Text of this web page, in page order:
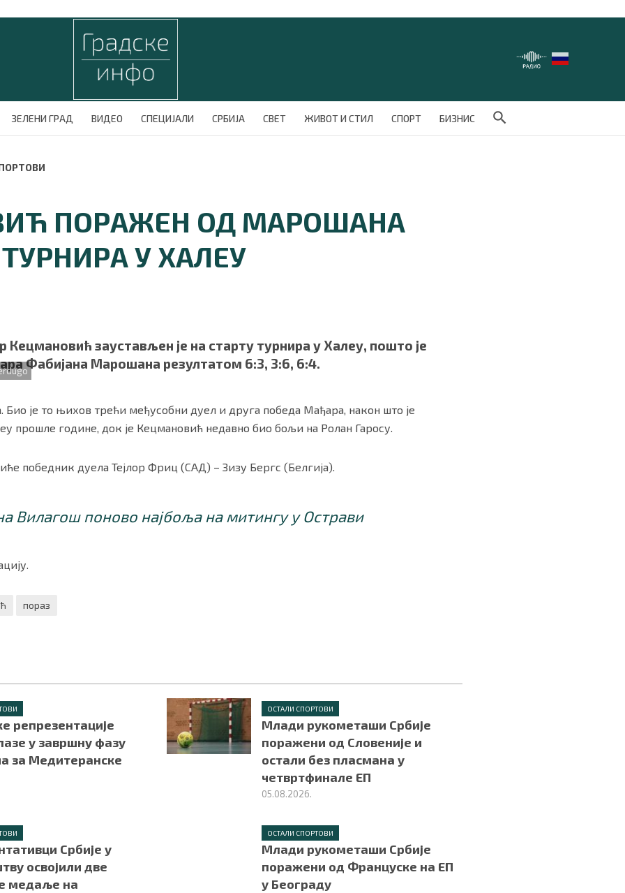
ЗЕЛЕНИ ГРАД ВИДЕО СПЕЦИЈАЛИ СРБИЈА СВЕТ ЖИВОТ И СТИЛ СПОРТ БИЗНИС
Search Button
ПОРАЖЕН ОД МАРОШАНА
У ХАЛЕУ
Кецмановић заустављен је на старту турнира у Халеу, пошто је
Фабијана Марошана резултатом 6:3, 3:6, 6:4.
Био је то њихов трећи међусобни дуел и друга победа Мађара, након што је
прошле године, док је Кецмановић недавно био бољи на Ролан Гаросу.
победник дуела Тејлор Фриц (САД) – Зизу Бергс (Белгија).
Вилагош поново најбоља на митингу у Острави
пораз
репрезентације
у завршну фазу
за Медитеранске
ОСТАЛИ СПОРТОВИ
Млади рукометаши Србије
поражени од Словеније и
остали без пласмана у
четвртфинале ЕП
05.08.2026.
Србије у
освојили две
медаље на
ОСТАЛИ СПОРТОВИ
Млади рукометаши Србије
поражени од Француске на ЕП
у Београду